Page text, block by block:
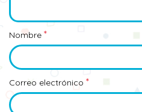
Nombre *
Correo electrónico *